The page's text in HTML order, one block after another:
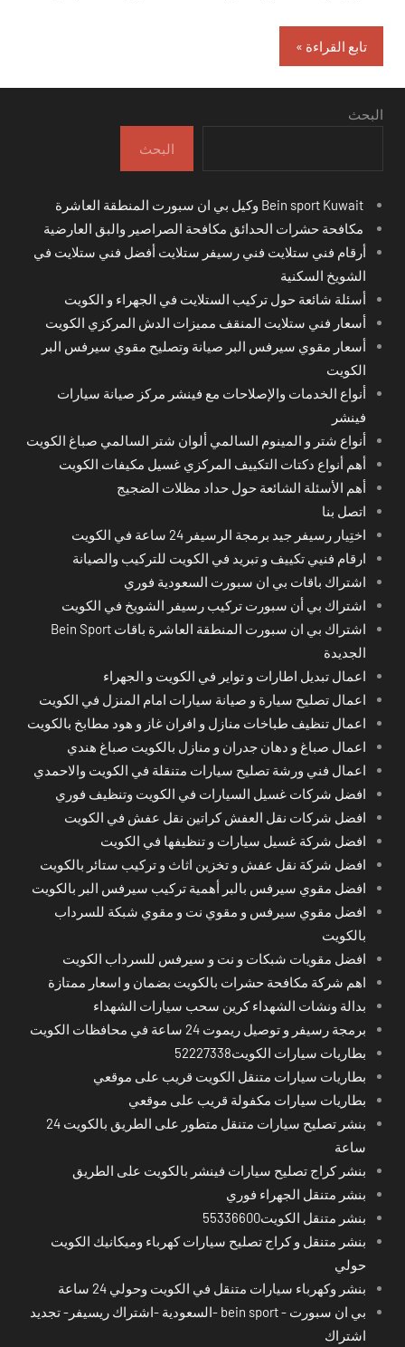
تابع القراءة
البحث
البحث
مكافحة حشرات الحدائق مكافحة الصراصير والبق العارضية
أرقام فني ستلايت فني رسيفر ستلايت أفضل فني ستلايت في
الشويخ السكنية
أسئلة شائعة حول تركيب الستلايت في الجهراء و الكويت
أسعار فني ستلايت المنقف مميزات الدش المركزي الكويت
أسعار مقوي سيرفس البر صيانة وتصليح مقوي سيرفس البر
الكويت
أنواع الخدمات والإصلاحات مع فينشر مركز صيانة سيارات
فينشر
أنواع شتر و المينوم السالمي ألوان شتر السالمي صباغ الكويت
أهم أنواع دكتات التكييف المركزي غسيل مكيفات الكويت
أهم الأسئلة الشائعة حول حداد مظلات الضجيج
اتصل بنا
اختِيار رسيفر جيد برمجة الرسيفر 24 ساعة في الكويت
ارقام فنيي تكييف و تبريد في الكويت للتركيب والصيانة
اشتراك باقات بي ان سبورت السعودية فوري
اشتراك بي أن سبورت تركيب رسيفر الشويخ في الكويت
اشتراك بي ان سبورت المنطقة العاشرة باقات Bein Sport
الجديدة
اعمال تبديل اطارات و تواير في الكويت و الجهراء
اعمال تصليح سيارة و صيانة سيارات امام المنزل في الكويت
اعمال تنظيف طباخات منازل و افران غاز و هود مطابخ بالكويت
اعمال صباغ و دهان جدران و منازل بالكويت صباغ هندي
اعمال فني ورشة تصليح سيارات متنقلة في الكويت والاحمدي
افضل شركات غسيل السيارات في الكويت وتنظيف فوري
افضل شركات نقل العفش كراتين نقل عفش في الكويت
افضل شركة غسيل سيارات و تنظيفها في الكويت
افضل شركة نقل عفش و تخزين اثاث و تركيب ستائر بالكويت
افضل مقوي سيرفس بالبر أهمية تركيب سيرفس البر بالكويت
افضل مقوي سيرفس و مقوي نت و مقوي شبكة للسرداب
بالكويت
افضل مقويات شبكات و نت و سيرفس للسرداب الكويت
اهم شركة مكافحة حشرات بالكويت بضمان و اسعار ممتازة
بدالة ونشات الشهداء كرين سحب سيارات الشهداء
برمجة رسيفر و توصيل ريموت 24 ساعة في محافظات الكويت
بطاريات سيارات الكويت52227338
بطاريات سيارات متنقل الكويت قريب على موقعي
بطاريات سيارات مكفولة قريب على موقعي
بنشر تصليح سيارات متنقل متطور على الطريق بالكويت 24
ساعة
بنشر كراج تصليح سيارات فينشر بالكويت على الطريق
بنشر متنقل الجهراء فوري
بنشر متنقل الكويت55336600
بنشر متنقل و كراج تصليح سيارات كهرباء وميكانيك الكويت
حولي
بنشر وكهرباء سيارات متنقل في الكويت وحولي 24 ساعة
بي ان سبورت - bein sport -السعودية -اشتراك ريسيفر- تجديد
اشتراك